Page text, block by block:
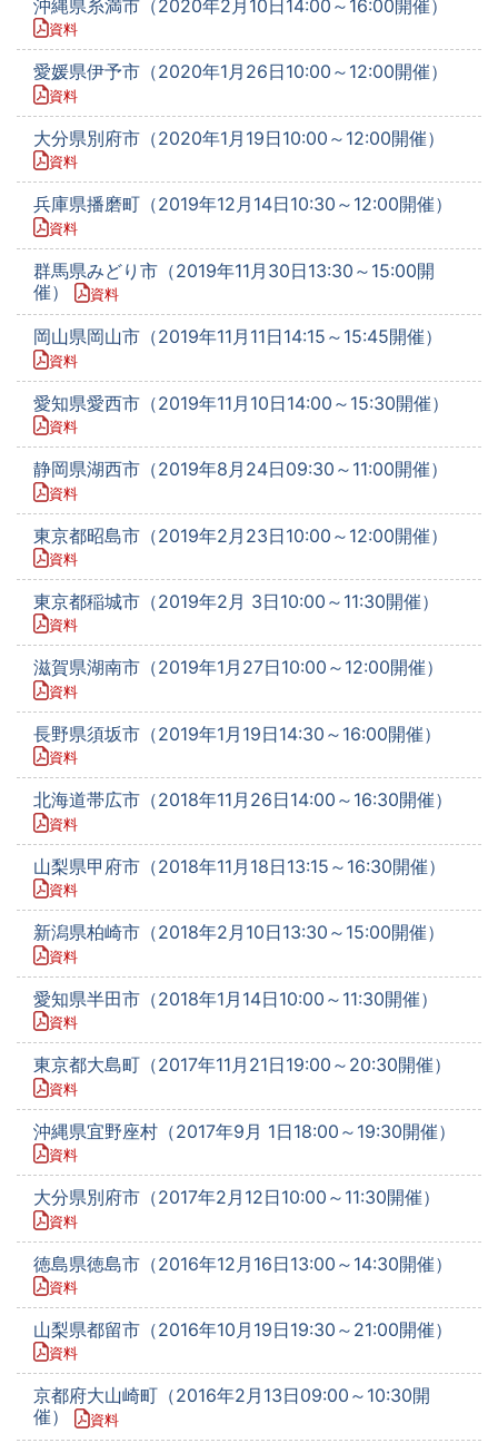
沖縄県糸満市（2020年2月10日14:00～16:00開催）
資料
愛媛県伊予市（2020年1月26日10:00～12:00開催）
資料
大分県別府市（2020年1月19日10:00～12:00開催）
資料
兵庫県播磨町（2019年12月14日10:30～12:00開催）
資料
群馬県みどり市（2019年11月30日13:30～15:00開
催）
資料
岡山県岡山市（2019年11月11日14:15～15:45開催）
資料
愛知県愛西市（2019年11月10日14:00～15:30開催）
資料
静岡県湖西市（2019年8月24日09:30～11:00開催）
資料
東京都昭島市（2019年2月23日10:00～12:00開催）
資料
東京都稲城市（2019年2月 3日10:00～11:30開催）
資料
滋賀県湖南市（2019年1月27日10:00～12:00開催）
資料
長野県須坂市（2019年1月19日14:30～16:00開催）
資料
北海道帯広市（2018年11月26日14:00～16:30開催）
資料
山梨県甲府市（2018年11月18日13:15～16:30開催）
資料
新潟県柏崎市（2018年2月10日13:30～15:00開催）
資料
愛知県半田市（2018年1月14日10:00～11:30開催）
資料
東京都大島町（2017年11月21日19:00～20:30開催）
資料
沖縄県宜野座村（2017年9月 1日18:00～19:30開催）
資料
大分県別府市（2017年2月12日10:00～11:30開催）
資料
徳島県徳島市（2016年12月16日13:00～14:30開催）
資料
山梨県都留市（2016年10月19日19:30～21:00開催）
資料
京都府大山崎町（2016年2月13日09:00～10:30開
催）
資料